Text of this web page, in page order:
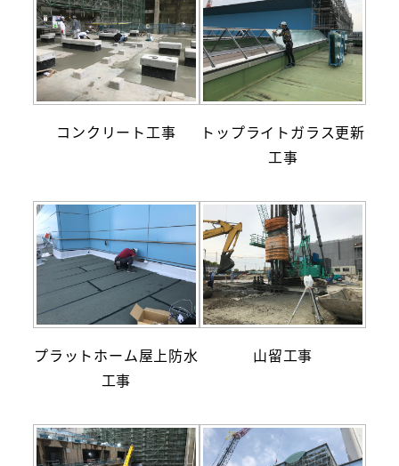
コンクリート工事
トップライトガラス更新
工事
プラットホーム屋上防水
工事
山留工事